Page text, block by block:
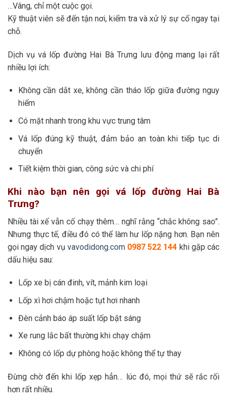
…Vâng, chỉ một cuộc gọi.
Kỹ thuật viên sẽ đến tận nơi, kiểm tra và xử lý sự cố ngay tại
chỗ.
Dịch vụ vá lốp đường Hai Bà Trưng lưu động mang lại rất
nhiều lợi ích:
Không cần dắt xe, không cần tháo lốp giữa đường nguy
hiểm
Có mặt nhanh trong khu vực trung tâm
Vá lốp đúng kỹ thuật, đảm bảo an toàn khi tiếp tục di
chuyển
Tiết kiệm thời gian, công sức và chi phí
Khi nào bạn nên gọi vá lốp đường Hai Bà
Trưng?
Nhiều tài xế vẫn cố chạy thêm… nghĩ rằng “chắc không sao”.
Nhưng thực tế, điều đó có thể làm hư lốp nặng hơn. Bạn nên
gọi ngay dịch vụ vavodidong.com 0987 522 144 khi gặp các
dấu hiệu sau:
Lốp xe bị cán đinh, vít, mảnh kim loại
Lốp xì hơi chậm hoặc tụt hơi nhanh
Đèn cảnh báo áp suất lốp bật sáng
Xe rung lắc bất thường khi chạy chậm
Không có lốp dự phòng hoặc không thể tự thay
Đừng chờ đến khi lốp xẹp hẳn… lúc đó, mọi thứ sẽ rắc rối
hơn rất nhiều.